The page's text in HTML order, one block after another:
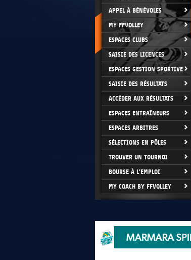
APPEL À BÉNÉVOLES
MY FFVOLLEY
ESPACES CLUBS
SAISIE DES LICENCES
ESPACES GESTION SPORTIVE
SAISIE DES RÉSULTATS
ACCÉDER AUX RÉSULTATS
ESPACES ENTRAÎNEURS
ESPACES ARBITRES
SÉLECTIONS EN PÔLES
TROUVER UN TOURNOI
BOURSE À L'EMPLOI
MY COACH BY FFVOLLEY